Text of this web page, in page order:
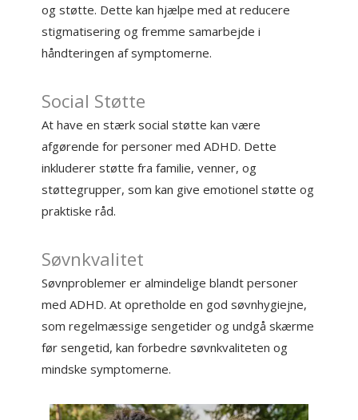
og støtte. Dette kan hjælpe med at reducere
stigmatisering og fremme samarbejde i
håndteringen af symptomerne.
Social Støtte
At have en stærk social støtte kan være
afgørende for personer med ADHD. Dette
inkluderer støtte fra familie, venner, og
støttegrupper, som kan give emotionel støtte og
praktiske råd.
Søvnkvalitet
Søvnproblemer er almindelige blandt personer
med ADHD. At opretholde en god søvnhygiejne,
som regelmæssige sengetider og undgå skærme
før sengetid, kan forbedre søvnkvaliteten og
mindske symptomerne.